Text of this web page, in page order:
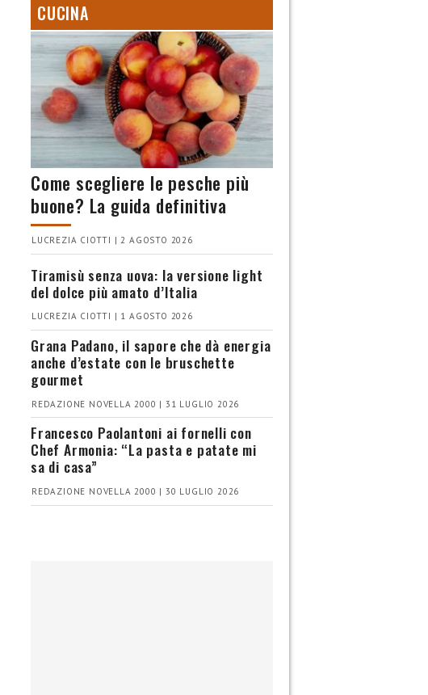
CUCINA
Come scegliere le pesche più
buone? La guida definitiva
LUCREZIA CIOTTI | 2 AGOSTO 2026
Tiramisù senza uova: la versione light
del dolce più amato d’Italia
LUCREZIA CIOTTI | 1 AGOSTO 2026
Grana Padano, il sapore che dà energia
anche d’estate con le bruschette
gourmet
REDAZIONE NOVELLA 2000 | 31 LUGLIO 2026
Francesco Paolantoni ai fornelli con
Chef Armonia: “La pasta e patate mi
sa di casa”
REDAZIONE NOVELLA 2000 | 30 LUGLIO 2026